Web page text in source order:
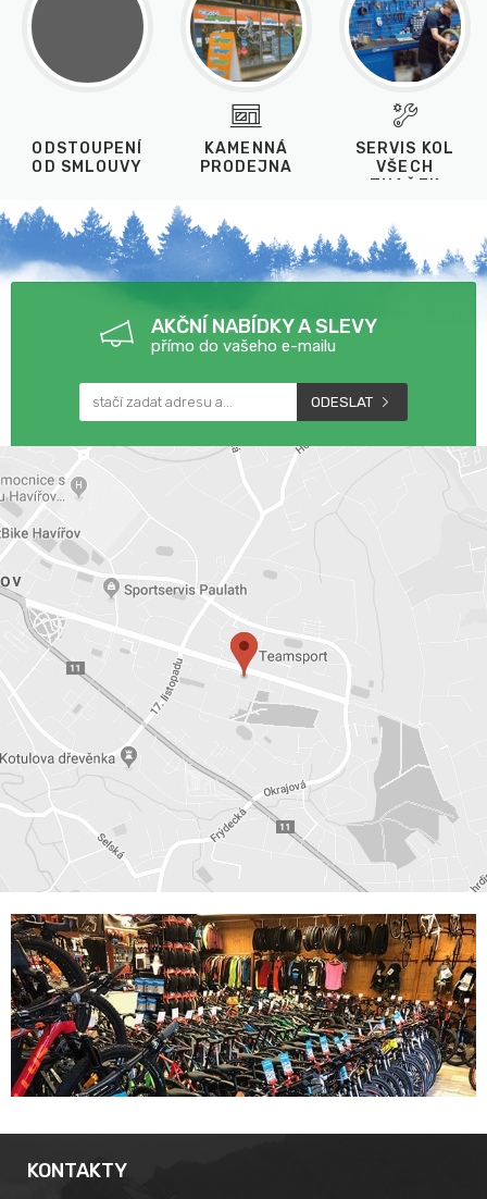
ODSTOUPENÍ
OD SMLOUVY
KAMENNÁ
PRODEJNA
SERVIS KOL
VŠECH
ZNAČEK
AKČNÍ NABÍDKY A SLEVY
přímo do vašeho e-mailu
ODESLAT
KONTAKTY